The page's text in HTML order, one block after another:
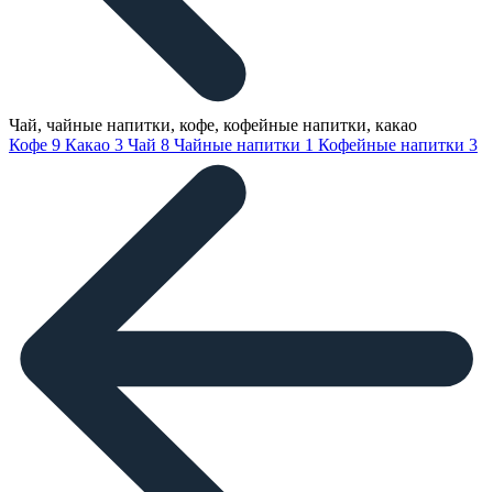
Чай, чайные напитки, кофе, кофейные напитки, какао
Кофе 9 Какао 3 Чай 8 Чайные напитки 1 Кофейные напитки 3